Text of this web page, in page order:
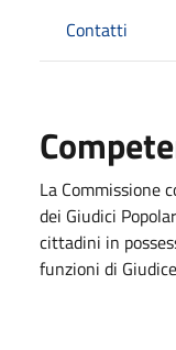
Contatti
La Commissione
dei Giudici
cittadini in
funzioni di